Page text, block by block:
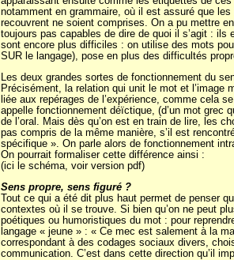
notamment en grammaire, où il est assuré que
recouvrent ne soient comprises. On a pu mettre
toujours pas capables de dire de quoi il s’agit :
sont encore plus difficiles : on utilise des mots
SUR le langage), pose en plus des difficultés
Les deux grandes sortes de fonctionnement du
Précisément, la relation qui unit le mot et l’image
liée aux repérages de l’expérience, comme cela
appelle fonctionnement déïctique, (d’un mot grec
de l’oral. Mais dès qu’on est en train de lire, les
pas compris de la même manière, s’il est
spécifique ». On parle alors de fonctionnement
On pourrait formaliser cette différence ainsi :
(ici le schéma, voir version pdf)
Sens propre, sens figuré ?
Tout ce qui a été dit plus haut permet de penser
contextes où il se trouve. Si bien qu’on ne peut
poétiques ou humoristiques du mot : pour
langage « jeune » : « Ce mec est salement à la
correspondant à des codages sociaux divers,
communication. C’est dans cette direction qu’il